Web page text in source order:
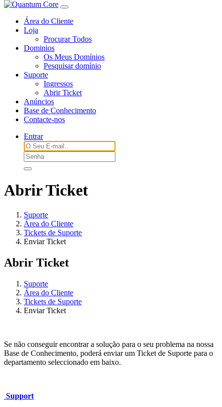
Área do Cliente
Loja
Procurar Todos
Dominios
Os Meus Domínios
Pesquisar domínio
Suporte
Ingressos
Abrir Ticket
Anúncios
Base de Conhecimento
Contacte-nos
Entrar
Abrir Ticket
Suporte
Área do Cliente
Tickets de Suporte
Enviar Ticket
Abrir Ticket
Suporte
Área do Cliente
Tickets de Suporte
Enviar Ticket
Se não conseguir encontrar a solução para o seu problema na nossa
Base de Conhecimento, poderá enviar um Ticket de Suporte para o
departamento seleccionado em baixo.
Support